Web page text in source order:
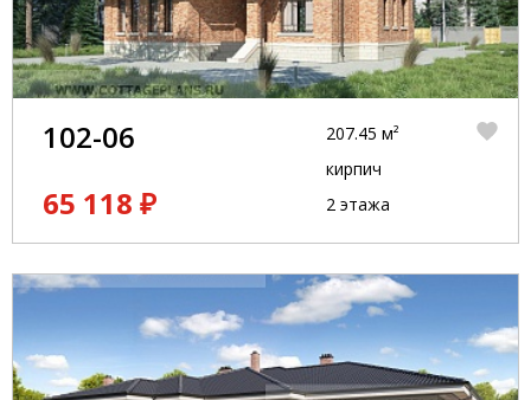
102-06
65 118 ₽
207.45 м²
кирпич
2 этажа